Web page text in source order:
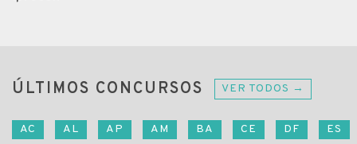
ÚLTIMOS CONCURSOS VER TODOS →
AC AL AP AM BA CE DF ES